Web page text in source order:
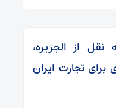
نقل از الجزیره،
برای تجارت ایران